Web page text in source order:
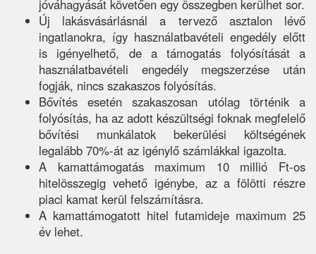
jóváhagyását követően egy összegben kerülhet sor.
Új lakásvásárlásnál a tervező asztalon lévő
ingatlanokra, így használatbavételi engedély előtt
is igényelhető, de a támogatás folyósítását a
használatbavételi engedély megszerzése után
fogják, nincs szakaszos folyósítás.
Bővítés esetén szakaszosan utólag történik a
folyósítás, ha az adott készültségi foknak megfelelő
bővítési munkálatok bekerülési költségének
legalább 70%-át az igénylő számlákkal igazolta.
A kamattámogatás maximum 10 millió Ft-os
hitelösszegig vehető igénybe, az a fölötti részre
piaci kamat kerül felszámításra.
A kamattámogatott hitel futamideje maximum 25
év lehet.